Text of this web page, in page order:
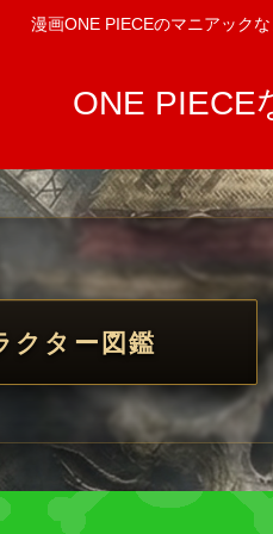
漫画ONE PIECEのマニアック
ONE PIECE
クター図鑑